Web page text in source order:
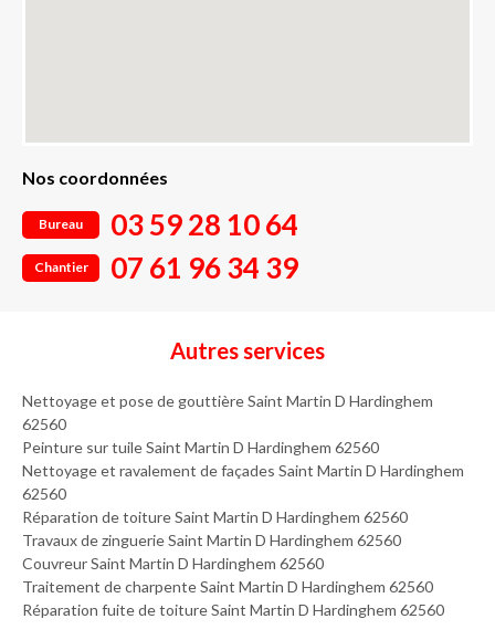
Nos coordonnées
Bureau 03 59 28 10 64
Chantier 07 61 96 34 39
Autres services
Nettoyage et pose de gouttière Saint Martin D Hardinghem
62560
Peinture sur tuile Saint Martin D Hardinghem 62560
Nettoyage et ravalement de façades Saint Martin D Hardinghem
62560
Réparation de toiture Saint Martin D Hardinghem 62560
Travaux de zinguerie Saint Martin D Hardinghem 62560
Couvreur Saint Martin D Hardinghem 62560
Traitement de charpente Saint Martin D Hardinghem 62560
Réparation fuite de toiture Saint Martin D Hardinghem 62560